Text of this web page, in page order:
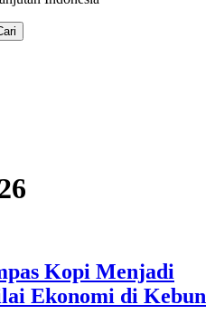
Kopi Menjadi
Ekonomi di Kebun